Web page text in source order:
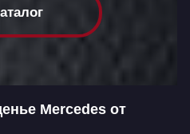
Mercedes от